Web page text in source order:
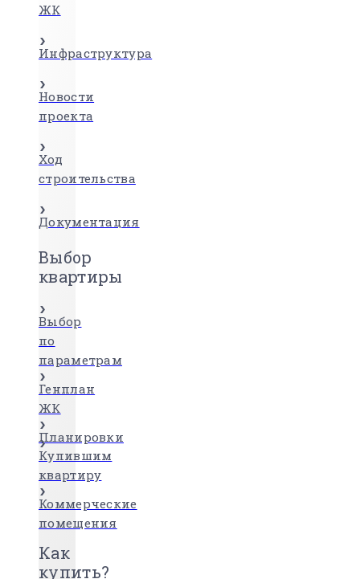
ЖК
Инфраструктура
Новости
проекта
Ход
строительства
Документация
Выбор
квартиры
Выбор
по
параметрам
Генплан
ЖК
Планировки
Купившим
квартиру
Коммерческие
помещения
Как
купить?